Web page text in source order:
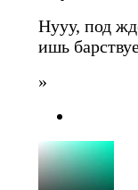
Нууу, под
ишь
»